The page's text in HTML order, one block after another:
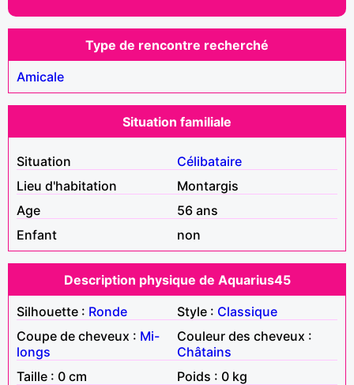
Type de rencontre recherché
Amicale
Situation familiale
Situation
Célibataire
Lieu d'habitation
Montargis
Age
56 ans
Enfant
non
Description physique de Aquarius45
Silhouette : Ronde Style : Classique
Coupe de cheveux : Mi-
longs
Couleur des cheveux :
Châtains
Taille : 0 cm
Poids : 0 kg